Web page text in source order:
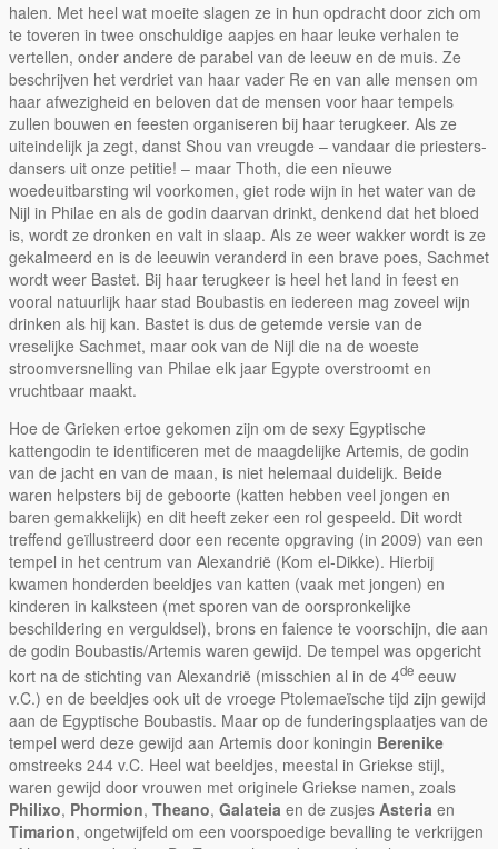
halen. Met heel wat moeite slagen ze in hun opdracht door zich om
te toveren in twee onschuldige aapjes en haar leuke verhalen te
vertellen, onder andere de parabel van de leeuw en de muis. Ze
beschrijven het verdriet van haar vader Re en van alle mensen om
haar afwezigheid en beloven dat de mensen voor haar tempels
zullen bouwen en feesten organiseren bij haar terugkeer. Als ze
uiteindelijk ja zegt, danst Shou van vreugde – vandaar die priesters-
dansers uit onze petitie! – maar Thoth, die een nieuwe
woedeuitbarsting wil voorkomen, giet rode wijn in het water van de
Nijl in Philae en als de godin daarvan drinkt, denkend dat het bloed
is, wordt ze dronken en valt in slaap. Als ze weer wakker wordt is ze
gekalmeerd en is de leeuwin veranderd in een brave poes, Sachmet
wordt weer Bastet. Bij haar terugkeer is heel het land in feest en
vooral natuurlijk haar stad Boubastis en iedereen mag zoveel wijn
drinken als hij kan. Bastet is dus de getemde versie van de
vreselijke Sachmet, maar ook van de Nijl die na de woeste
stroomversnelling van Philae elk jaar Egypte overstroomt en
vruchtbaar maakt.
Hoe de Grieken ertoe gekomen zijn om de sexy Egyptische
kattengodin te identificeren met de maagdelijke Artemis, de godin
van de jacht en van de maan, is niet helemaal duidelijk. Beide
waren helpsters bij de geboorte (katten hebben veel jongen en
baren gemakkelijk) en dit heeft zeker een rol gespeeld. Dit wordt
treffend geïllustreerd door een recente opgraving (in 2009) van een
tempel in het centrum van Alexandrië (Kom el-Dikke). Hierbij
kwamen honderden beeldjes van katten (vaak met jongen) en
kinderen in kalksteen (met sporen van de oorspronkelijke
beschildering en verguldsel), brons en faience te voorschijn, die aan
de godin Boubastis/Artemis waren gewijd. De tempel was opgericht
kort na de stichting van Alexandrië (misschien al in de 4de eeuw
v.C.) en de beeldjes ook uit de vroege Ptolemaeïsche tijd zijn gewijd
aan de Egyptische Boubastis. Maar op de funderingsplaatjes van de
tempel werd deze gewijd aan Artemis door koningin Berenike
omstreeks 244 v.C. Heel wat beeldjes, meestal in Griekse stijl,
waren gewijd door vrouwen met originele Griekse namen, zoals
Philixo, Phormion, Theano, Galateia en de zusjes Asteria en
Timarion, ongetwijfeld om een voorspoedige bevalling te verkrijgen